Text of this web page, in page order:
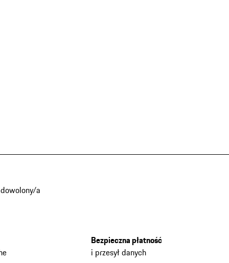
a
Bezpieczna płatność
i przesył danych